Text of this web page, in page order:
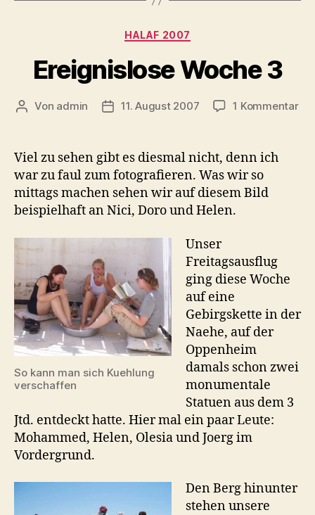
Kategorien
HALAF 2007
Ereignislose Woche 3
Beitragsautor
Von admin Veröffentlichungsdatum
11. August 2007 1 Kommentarzu
Viel zu sehen gibt es diesmal nicht, denn ich
war zu faul zum fotografieren. Was wir so
mittags machen sehen wir auf diesem Bild
beispielhaft an Nici, Doro und Helen.
So kann man sich Kuehlung
verschaffen
Unser
Freitagsausflug
ging diese Woche
auf eine
Gebirgskette in der
Naehe, auf der
Oppenheim
damals schon zwei
monumentale
Statuen aus dem 3
Jtd. entdeckt hatte. Hier mal ein paar Leute:
Mohammed, Helen, Olesia und Joerg im
Vordergrund.
Den Berg hinunter
stehen unsere